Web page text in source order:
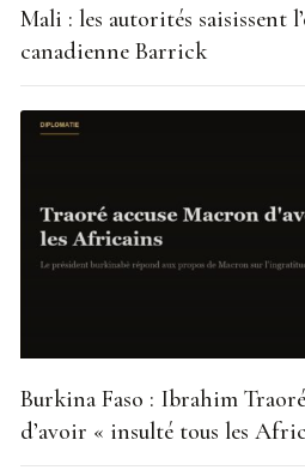
Mali : les autorités saisissent
canadienne Barrick
Burkina Faso : Ibrahim
d’avoir « insulté tous les